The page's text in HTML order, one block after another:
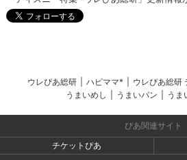
ウレぴあ総研 ハピママ* ウレぴあ総研
うまいめし
うまいパン うま
ぴあ関連サイト
チケットぴあ